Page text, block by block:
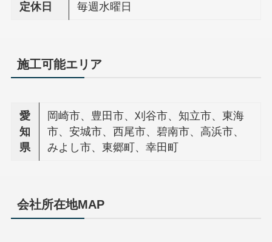
定休日 毎週水曜日
施工可能エリア
愛
知
県
岡崎市、豊田市、刈谷市、知立市、東海
市、安城市、西尾市、碧南市、高浜市、
みよし市、東郷町、幸田町
会社所在地MAP